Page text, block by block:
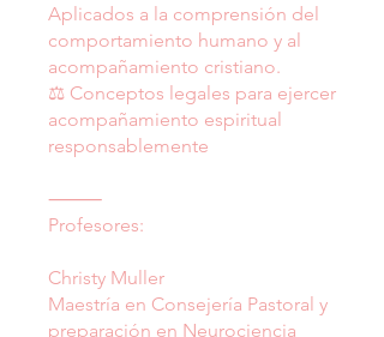
Aplicados a la comprensión del
comportamiento humano y al
acompañamiento cristiano.
⚖️ Conceptos legales para ejercer
acompañamiento espiritual
responsablemente
⸻
Profesores:
Christy Muller
Maestría en Consejería Pastoral y
preparación en Neurociencia